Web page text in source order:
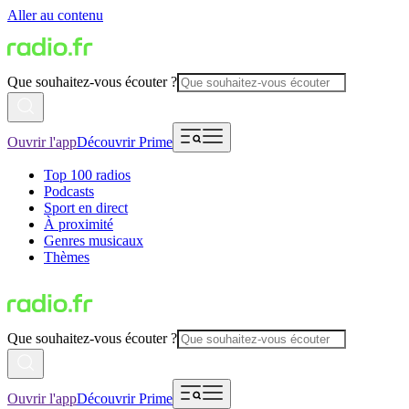
Aller au contenu
Que souhaitez-vous écouter ?
Ouvrir l'appDécouvrir Prime
Top 100 radios
Podcasts
Sport en direct
À proximité
Genres musicaux
Thèmes
Que souhaitez-vous écouter ?
Ouvrir l'appDécouvrir Prime